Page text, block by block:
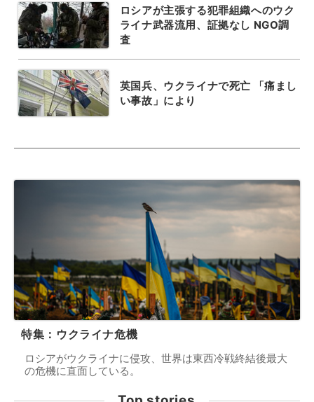
ロシアが主張する犯罪組織へのウク
ライナ武器流用、証拠なし NGO調
査
英国兵、ウクライナで死亡 「痛まし
い事故」により
特集：ウクライナ危機
ロシアがウクライナに侵攻、世界は東西冷戦終結後最大
の危機に直面している。